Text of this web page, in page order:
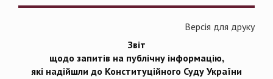
Версія для друку
Звіт
щодо запитів на публічну інформацію,
які надійшли до Конституційного Суду України